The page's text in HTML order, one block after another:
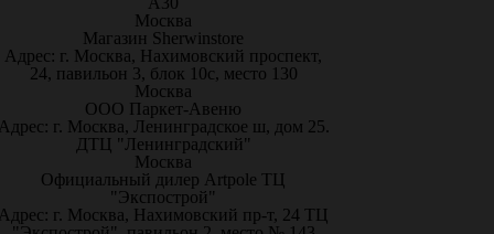
Москва
Магазин Sherwinstore
Адрес: г. Москва, Нахимовский проспект,
24, павильон 3, блок 10с, место 130
Москва
ООО Паркет-Авeню
г. Москва, Ленинградское ш, дом 25.
ДТЦ "Ленинградский"
Москва
Официальный дилер Artpole ТЦ
"Экспострой"
г. Москва, Нахимовский пр-т, 24 ТЦ